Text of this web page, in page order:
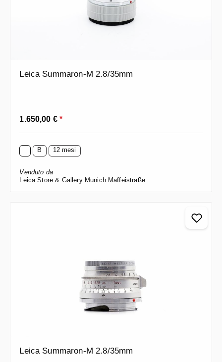
Leica Summaron-M 2.8/35mm
Prezzo normale:
1.650,00 €*
B 12 mesi
Venduto da
Leica Store & Gallery Munich Maffeistraße
Leica Summaron-M 2.8/35mm